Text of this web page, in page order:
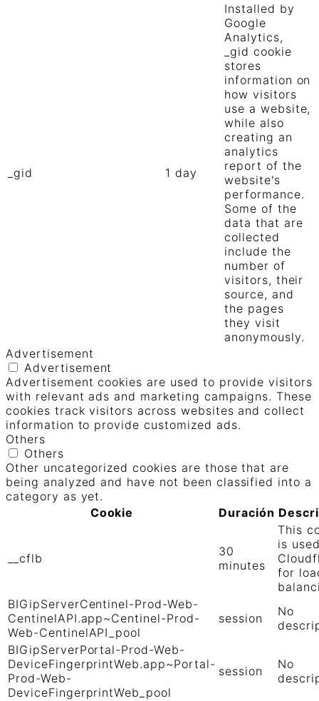
_gid 1 day
Installed by
Google
Analytics,
_gid cookie
stores
information on
how visitors
use a website,
while also
creating an
analytics
report of the
website's
performance.
Some of the
data that are
collected
include the
number of
visitors, their
source, and
the pages
they visit
anonymously.
Advertisement
Advertisement
Advertisement cookies are used to provide visitors
with relevant ads and marketing campaigns. These
cookies track visitors across websites and collect
information to provide customized ads.
Others
Others
Other uncategorized cookies are those that are
being analyzed and have not been classified into a
category as yet.
Cookie
Duración
__cflb
30
minutes
This
is
for
BIGipServerCentinel-Prod-Web-
CentinelAPI.app~Centinel-Prod-
Web-CentinelAPI_pool
session
No
BIGipServerPortal-Prod-Web-
DeviceFingerprintWeb.app~Portal-
Prod-Web-
DeviceFingerprintWeb_pool
session
No